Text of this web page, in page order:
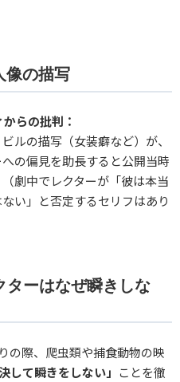
像の描写
らの批判：
ルの描写（女装癖など）が、
の偏見を助長すると公開当時
劇中でレクターが「彼は本当
い」と否定するセリフはあり
ターはなぜ瞬きしな
の際、爬虫類や捕食動物の映
して瞬きをしない」 ことを徹